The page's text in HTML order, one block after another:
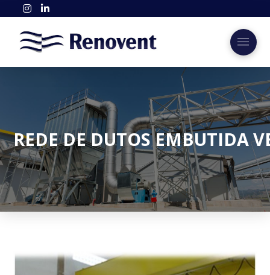
REDE DE DUTOS EMBUTIDA